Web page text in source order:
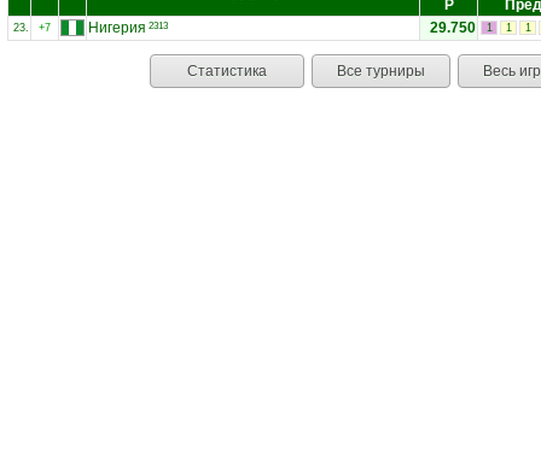
Р
23. +7 Нигерия 2313 29.750 1 1 1
Статистика Все турниры Весь